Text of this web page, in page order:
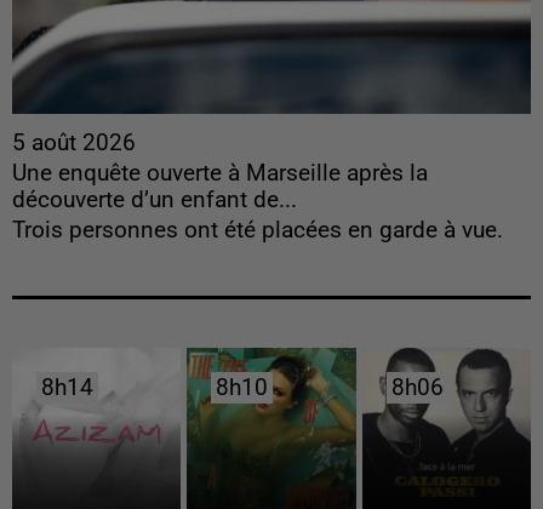
5 août 2026
Une enquête ouverte à Marseille après la
découverte d’un enfant de...
Trois personnes ont été placées en garde à vue.
8h14
8h14 8h10
8h10 8h06
8h06